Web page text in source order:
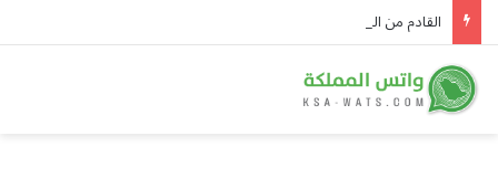
القادم من النادي الأهلي.. الخلود يعزّز صفوفه باللاعب ياسين الزبيدي